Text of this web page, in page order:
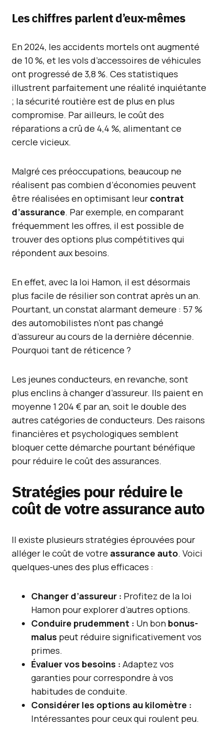
Les chiffres parlent d’eux-mêmes
En 2024, les accidents mortels ont augmenté
de 10 %, et les vols d’accessoires de véhicules
ont progressé de 3,8 %. Ces statistiques
illustrent parfaitement une réalité inquiétante
; la sécurité routière est de plus en plus
compromise. Par ailleurs, le coût des
réparations a crû de 4,4 %, alimentant ce
cercle vicieux.
Malgré ces préoccupations, beaucoup ne
réalisent pas combien d’économies peuvent
être réalisées en optimisant leur contrat
d’assurance. Par exemple, en comparant
fréquemment les offres, il est possible de
trouver des options plus compétitives qui
répondent aux besoins.
En effet, avec la loi Hamon, il est désormais
plus facile de résilier son contrat après un an.
Pourtant, un constat alarmant demeure : 57 %
des automobilistes n’ont pas changé
d’assureur au cours de la dernière décennie.
Pourquoi tant de réticence ?
Les jeunes conducteurs, en revanche, sont
plus enclins à changer d’assureur. Ils paient en
moyenne 1 204 € par an, soit le double des
autres catégories de conducteurs. Des raisons
financières et psychologiques semblent
bloquer cette démarche pourtant bénéfique
pour réduire le coût des assurances.
Stratégies pour réduire le
coût de votre assurance auto
Il existe plusieurs stratégies éprouvées pour
alléger le coût de votre assurance auto. Voici
quelques-unes des plus efficaces :
Changer d’assureur : Profitez de la loi
Hamon pour explorer d’autres options.
Conduire prudemment : Un bon bonus-
malus peut réduire significativement vos
primes.
Évaluer vos besoins : Adaptez vos
garanties pour correspondre à vos
habitudes de conduite.
Considérer les options au kilomètre :
Intéressantes pour ceux qui roulent peu.